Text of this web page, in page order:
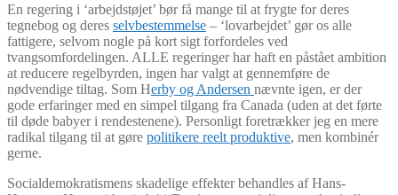
En regering i ‘arbejdstøjet’ bør få mange til at frygte for deres
tegnebog og deres selvbestemmelse – ‘lovarbejdet’ gør os alle
fattigere, selvom nogle på kort sigt forfordeles ved
tvangsomfordelingen. ALLE regeringer har haft en påstået ambition
at reducere regelbyrden, ingen har valgt at gennemføre de
nødvendige tiltag. Som Herby og Andersen nævnte igen, er der
gode erfaringer med en simpel tilgang fra Canada (uden at det førte
til døde babyer i rendestenene). Personligt foretrækker jeg en mere
radikal tilgang til at gøre politikere reelt produktive, men kombinér
gerne.
Socialdemokratismens skadelige effekter behandles af Hans-